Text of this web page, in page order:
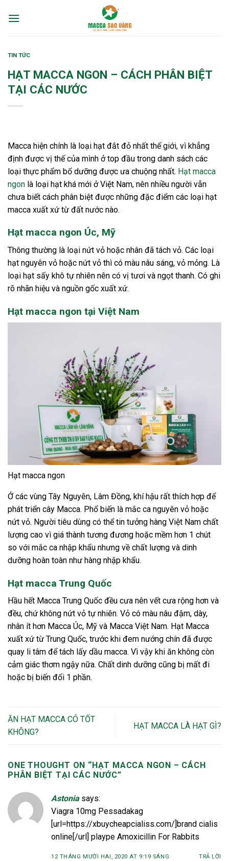
TIN TỨC
HẠT MACCA NGON – CÁCH PHÂN BIỆT
TẠI CÁC NƯỚC
Macca hiện chính là loại hạt đắt đỏ nhất thế giới, vì khẳng
định được vị thế của mình ở top đầu trong danh sách các
loại thực phẩm bổ dưỡng được ưa chuộng nhất. Hạt macca
ngon là loại hạt khá mới ở Việt Nam, nên nhiều người vẫn
chưa biết cách phân biệt được những đặc điểm các loại hạt
macca xuất xứ từ đất nước nào.
Hạt macca ngon Úc, Mỹ
Thông thường là loại nứt vỏ hoặc nhân đã tách vỏ. Các loại
hạt nguyên vỏ hoặc nứt vỏ thì có màu nâu sáng, vỏ mỏng. Là
loại hạt sấy khô tự nhiên nên có vị tươi và ngọt thanh. Có ghi
rõ nhãn hiệu và nguồn gốc xuất xứ.
Hạt macca ngon tại Việt Nam
Hạt macca ngon
Ở các vùng Tây Nguyên, Lâm Đồng, khí hậu rất thích hợp để
phát triển cây Macca. Phổ biến là mắc ca nguyên vỏ hoặc
nứt vỏ. Người tiêu dùng có thể tin tưởng hàng Việt Nam chất
lượng cao vì giá thành tương đương hoặc mềm hơn 1 chút
so với mắc ca nhập khẩu nhưng về chất lượng và dinh
dưỡng hoàn toàn như hàng nhập khẩu.
Hạt macca Trung Quốc
Hầu hết Macca Trung Quốc đều cưa nên vết cưa rộng hơn và
đều, chứ không nứt vỏ tự nhiên. Vỏ có màu nâu đậm, dày,
nhân ít hơn Macca Úc, Mỹ và Macca Việt Nam. Hạt Macca
xuất xứ từ Trung Quốc, trước khi đem nướng chín đã được
quay li tâm để tách lấy dầu macca. Vì vậy khi ăn không còn
cảm giác thơm ngậy nữa. Chất dinh dưỡng cũng bị mất đi
hoặc bị biến đổi 1 phần.
ĂN HẠT MACCA CÓ TỐT
KHÔNG?
HẠT MACCA LÀ HẠT GÌ?
ONE THOUGHT ON “HẠT MACCA NGON – CÁCH
PHÂN BIỆT TẠI CÁC NƯỚC”
Astonia says:
Viagra 10mg Pessadakag
[url=https://xbuycheapcialiss.com/]brand cialis
online[/url] plaype Amoxicillin For Rabbits
12 THÁNG MƯỜI HAI, 2020 AT 9:19 SÁNG TRẢ LỜI